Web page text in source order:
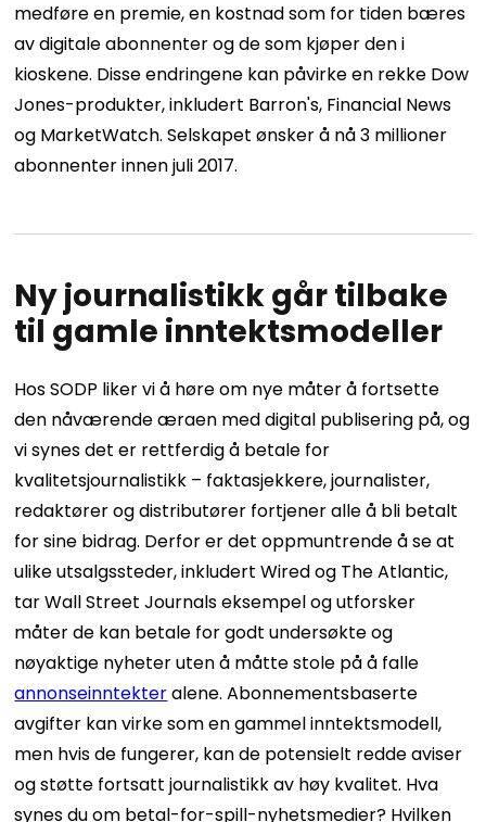
medføre en premie, en kostnad som for tiden bæres
av digitale abonnenter og de som kjøper den i
kioskene. Disse endringene kan påvirke en rekke Dow
Jones-produkter, inkludert Barron's, Financial News
og MarketWatch. Selskapet ønsker å nå 3 millioner
abonnenter innen juli 2017.
Ny journalistikk går tilbake
til gamle inntektsmodeller
Hos SODP liker vi å høre om nye måter å fortsette
den nåværende æraen med digital publisering på, og
vi synes det er rettferdig å betale for
kvalitetsjournalistikk – faktasjekkere, journalister,
redaktører og distributører fortjener alle å bli betalt
for sine bidrag. Derfor er det oppmuntrende å se at
ulike utsalgssteder, inkludert Wired og The Atlantic,
tar Wall Street Journals eksempel og utforsker
måter de kan betale for godt undersøkte og
nøyaktige nyheter uten å måtte stole på å falle
annonseinntekteralene. Abonnementsbaserte
avgifter kan virke som en gammel inntektsmodell,
men hvis de fungerer, kan de potensielt redde aviser
og støtte fortsatt journalistikk av høy kvalitet. Hva
synes du om betal-for-spill-nyhetsmedier? Hvilken